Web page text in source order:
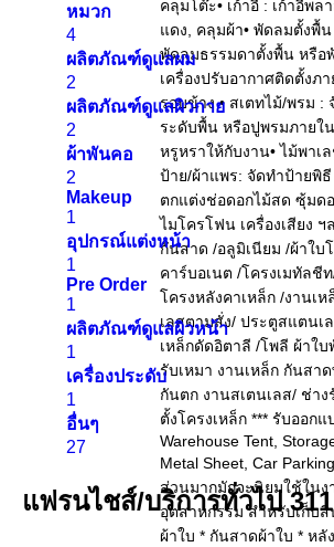
หมวก
4
ผลิตภัณฑ์ดูแลผม
2
ผลิตภัณฑ์ดูแลผิวกาย
2
ผ้าพันคอ
2
Makeup
1
อุปกรณ์แต่งหน้า
1
Pre Order
1
ผลิตภัณฑ์ดูแลผิวหน้า
1
เครื่องประดับ
1
อื่นๆ
27
แฟรนไชส์/บริการทั่วไป311